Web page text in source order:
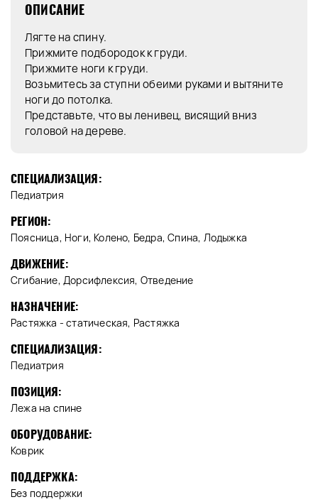
ОПИСАНИЕ
Лягте на спину.
Прижмите подбородок к груди.
Прижмите ноги к груди.
Возьмитесь за ступни обеими руками и вытяните
ноги до потолка.
Представьте, что вы ленивец, висящий вниз
головой на дереве.
СПЕЦИАЛИЗАЦИЯ:
Педиатрия
РЕГИОН:
Поясница, Ноги, Колено, Бедра, Спина, Лодыжка
ДВИЖЕНИЕ:
Сгибание, Дорсифлексия, Отведение
НАЗНАЧЕНИЕ:
Растяжка - статическая, Растяжка
СПЕЦИАЛИЗАЦИЯ:
Педиатрия
ПОЗИЦИЯ:
Лежа на спине
ОБОРУДОВАНИЕ:
Коврик
ПОДДЕРЖКА:
Без поддержки